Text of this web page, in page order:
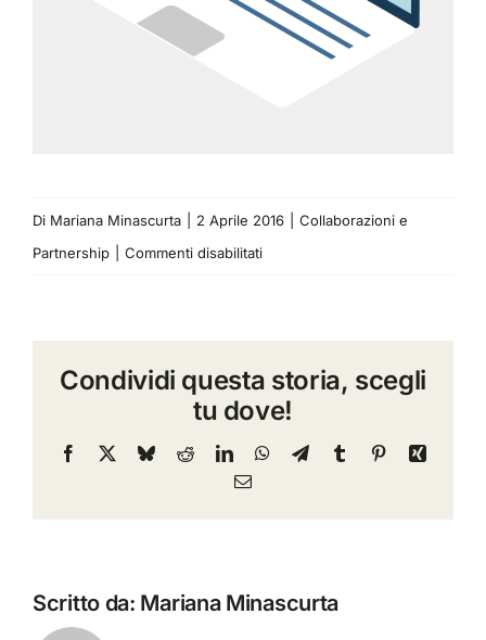
Di Mariana Minascurta 2 Aprile 2016
Collaborazioni e
Partnership
Commenti disabilitatisu
TeamDev
e
INDAS,
piano
Condividi questa storia, scegli
tu dove!
Facebook BlueskyRedditLinkedInWhatsApp
TelegramTumblr PinterestXing
Email
Scritto da: Mariana Minascurta